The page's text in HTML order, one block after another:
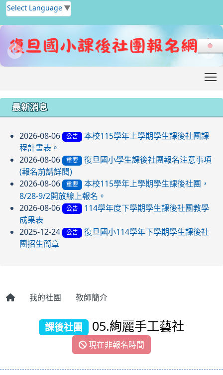
Select Language ▼
最新消息
2026-08-06 公告
本校115學年上學期學生課後社團課
程計畫表。
2026-08-06
重要
復旦國小學生課後社團報名注意事項
(報名前請詳閱)
2026-08-06
重要
本校115學年上學期學生課後社團，
8/28-9/2開放線上報名。
2026-08-06
公告
114學年度下學期學生課後社團教學
成果表
2025-12-24
公告
復旦國小114學年下學期學生課後社
團招生簡章
我的社團 教師簡介
課後社團 05.絢麗手工藝社
現在非報名時間